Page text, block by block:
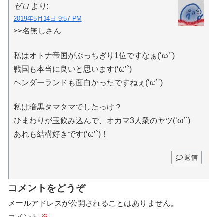
ゼロ より:
2019年5月14日 9:57 PM
>>名無しさん
私はオトナ帝国がぶっちぎり1位ですなぁ(‘ω’`)
戦国も本当に良いと思います(‘ω’`)
ヘンダーランドも面白かったですねぇ(‘ω’`)
私は暗黒タマタマでしたっけ？
ひまわりが玉飲み込んで、オカマ3人衆のヤツ(‘ω’`)
あれも結構好きです(‘ω’`)！
返信
コメントをどうぞ
メールアドレスが公開されることはありません。